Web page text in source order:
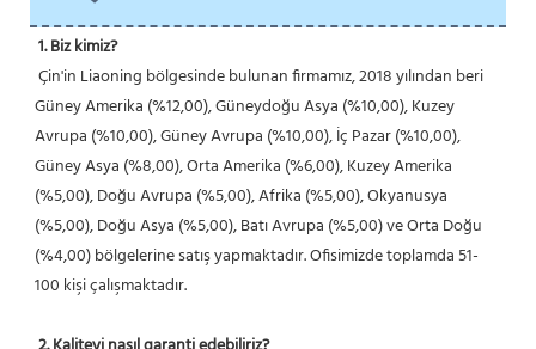
1. Biz kimiz?
Güney Amerika (%12,00), Güneydoğu Asya (%10,00), Kuzey
Avrupa (%10,00), Güney Avrupa (%10,00), İç Pazar (%10,00),
Güney Asya (%8,00), Orta Amerika (%6,00), Kuzey Amerika
(%5,00), Doğu Avrupa (%5,00), Afrika (%5,00), Okyanusya
(%5,00), Doğu Asya (%5,00), Batı Avrupa (%5,00) ve Orta Doğu
(%4,00) bölgelerine satış yapmaktadır. Ofisimizde toplamda 51-
100 kişi çalışmaktadır.